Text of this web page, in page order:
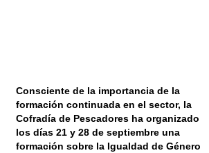
Consciente de la importancia de la
formación continuada en el sector, la
Cofradía de Pescadores ha organizado
los días 21 y 28 de septiembre una
formación sobre la Igualdad de Género